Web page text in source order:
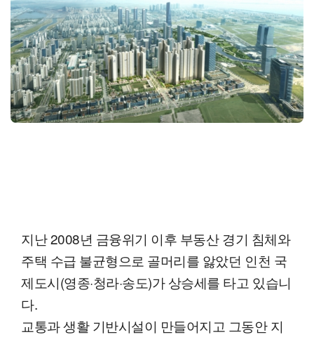
지난 2008년 금융위기 이후 부동산 경기 침체와
주택 수급 불균형으로 골머리를 앓았던 인천 국
제도시(영종·청라·송도)가 상승세를 타고 있습니
다.
교통과 생활 기반시설이 만들어지고 그동안 지